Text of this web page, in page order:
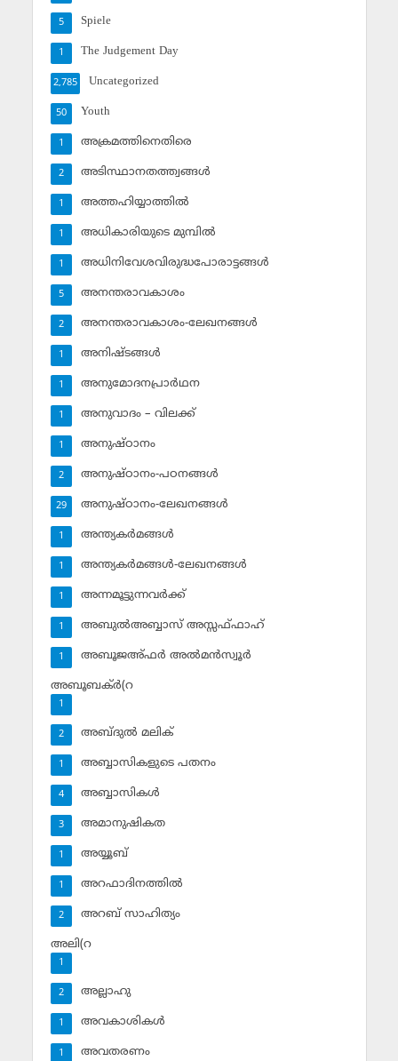
Spiele
5
The Judgement Day
1
Uncategorized
2,785
Youth
50
അക്രമത്തിനെതിരെ
1
അടിസ്ഥാനതത്ത്വങ്ങള്‍
2
അത്തഹിയ്യാത്തില്‍
1
അധികാരിയുടെ മുമ്പില്‍
1
അധിനിവേശവിരുദ്ധപോരാട്ടങ്ങള്‍
1
അനന്തരാവകാശം
5
അനന്തരാവകാശം-ലേഖനങ്ങള്‍
2
അനിഷ്ടങ്ങള്‍
1
അനുമോദനപ്രാര്‍ഥന
1
അനുവാദം – വിലക്ക്‌
1
അനുഷ്ഠാനം
1
അനുഷ്ഠാനം-പഠനങ്ങള്‍
2
അനുഷ്ഠാനം-ലേഖനങ്ങള്‍
29
അന്ത്യകര്‍മങ്ങള്‍
1
അന്ത്യകര്‍മങ്ങള്‍-ലേഖനങ്ങള്‍
1
അന്നമൂട്ടുന്നവര്‍ക്ക്
1
അബുല്‍അബ്ബാസ് അസ്സഫ്ഫാഹ്‌
1
അബൂജഅ്ഫര്‍ അല്‍മന്‍സ്വൂര്‍
1
അബൂബക്ര്‍(റ
1
അബ്ദുല്‍ മലിക്‌
2
അബ്ബാസികളുടെ പതനം
1
അബ്ബാസികള്‍
4
അമാനുഷികത
3
അയ്യൂബ്‌
1
അറഫാദിനത്തില്‍
1
അറബ് സാഹിത്യം
2
അലി(റ
1
അല്ലാഹു
2
അവകാശികള്‍
1
അവതരണം
1